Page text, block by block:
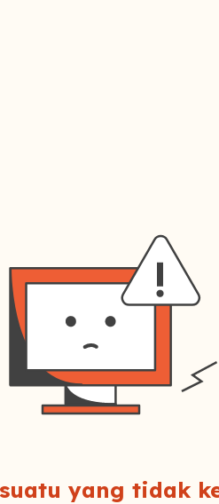
yang tidak